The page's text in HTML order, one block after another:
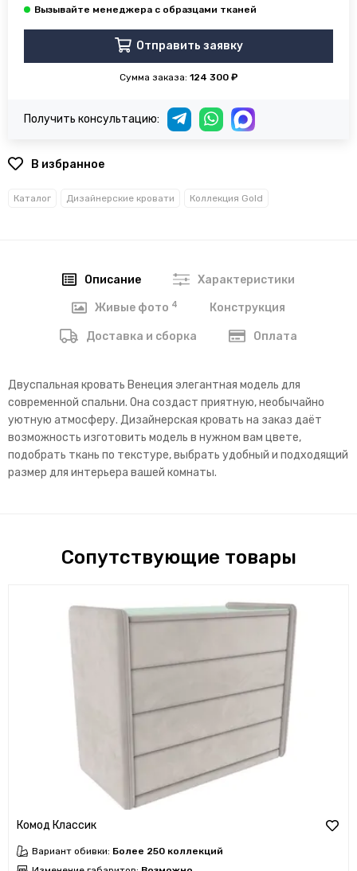
Отправить заявку
Сумма заказа: 124 300 ₽
Получить консультацию:
В избранное
Каталог Дизайнерские кровати Коллекция Gold
Описание Характеристики
Живые фото 4 Конструкция
Доставка и сборка Оплата
Двуспальная кровать Венеция элегантная модель для
современной спальни. Она создаст приятную, необычайно
уютную атмосферу. Дизайнерская кровать на заказ даёт
возможность изготовить модель в нужном вам цвете,
подобрать ткань по текстуре, выбрать удобный и подходящий
размер для интерьера вашей комнаты.
Сопутствующие товары
Комод Классик
Вариант обивки: Более 250 коллекций